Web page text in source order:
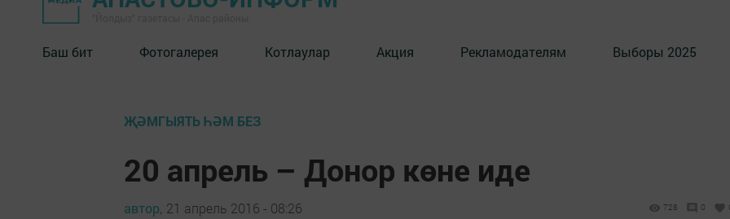
Баш бит Фотогалерея Котлаулар Акция Рекламодателям Выборы 2025
ҖӘМГЫЯТЬ ҺӘМ БЕЗ
20 апрель – Донор көне иде
автор, 21 апрель 2016 - 08:26 728 0